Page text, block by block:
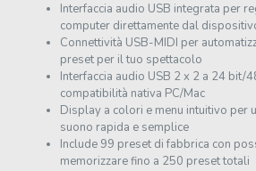
Interfaccia audio USB integrata per
computer direttamente dal
Connettività USB-MIDI per
preset per il tuo spettacolo
Interfaccia audio USB 2 x 2 a 24 bit/
compatibilità nativa PC/Mac
Display a colori e menu intuitivo per
suono rapida e semplice
Include 99 preset di fabbrica con
memorizzare fino a 250 preset totali